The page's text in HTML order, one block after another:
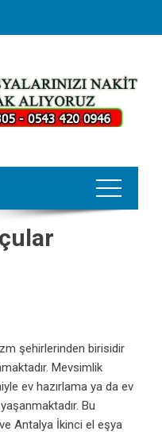
şehirlerinden birisidir
Mevsimlik
ev hazırlama ya da ev
Bu
ve Antalya İkinci el eşya